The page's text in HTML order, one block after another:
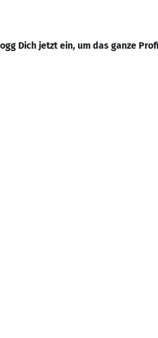
Dich jetzt ein, um das ganze